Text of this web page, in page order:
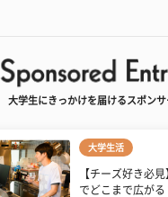
大学生にきっかけを届けるスポンサ
大学生活
【チーズ好き必
でどこまで広が